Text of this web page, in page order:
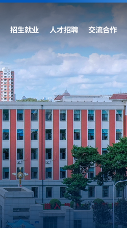
招生就业 人才招聘 交流合作